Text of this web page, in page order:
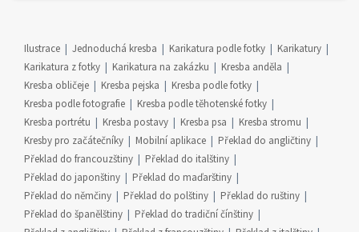
Ilustrace Jednoduchá kresba Karikatura podle fotky
Karikatury
Karikatura z fotky
Karikatura na zakázku
Kresba anděla
Kresba obličeje
Kresba pejska
Kresba podle fotky
Kresba podle fotografie
Kresba podle těhotenské fotky
Kresba portrétu
Kresba postavy Kresba psa
Kresba stromu
Kresby pro začátečníky
Mobilní aplikace
Překlad do angličtiny
Překlad do francouzštiny
Překlad do italštiny
Překlad do japonštiny
Překlad do maďarštiny
Překlad do němčiny
Překlad do polštiny
Překlad do ruštiny
Překlad do španělštiny
Překlad do tradiční čínštiny